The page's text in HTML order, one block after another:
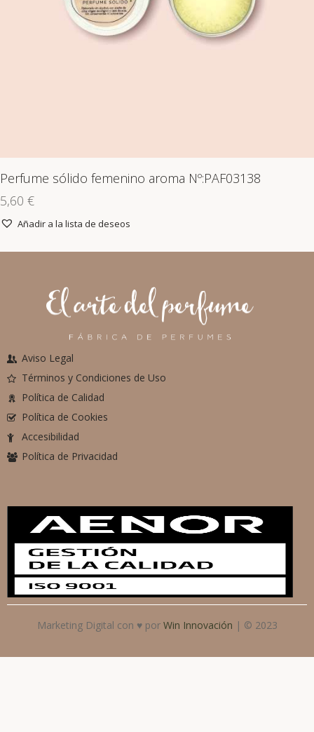
Perfume sólido femenino aroma Nº:PAF03138
5,60 €
Añadir a la lista de deseos
Aviso Legal
Términos y Condiciones de Uso
Política de Calidad
Política de Cookies
Accesibilidad
Política de Privacidad
Marketing Digital con ♥ por Win Innovación | © 2023